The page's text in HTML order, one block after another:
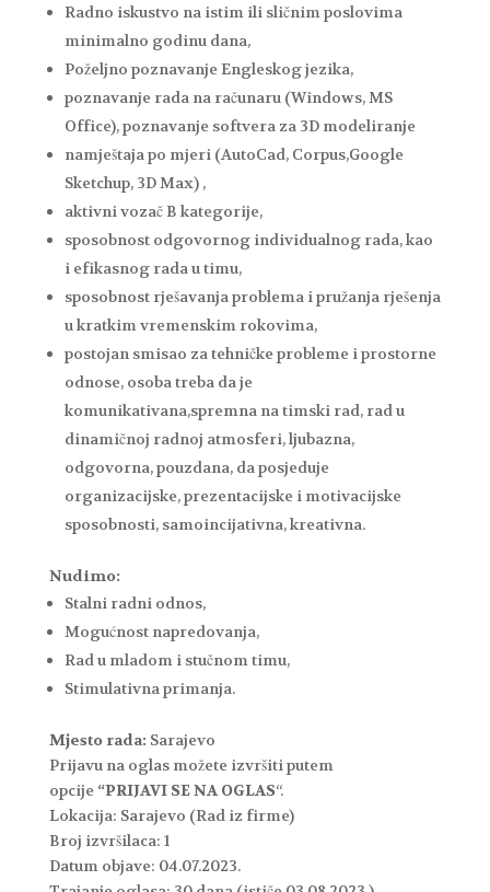
Radno iskustvo na istim ili sličnim poslovima
minimalno godinu dana,
Poželjno poznavanje Engleskog jezika,
poznavanje rada na računaru (Windows, MS
Office), poznavanje softvera za 3D modeliranje
namještaja po mjeri (AutoCad, Corpus,Google
Sketchup, 3D Max) ,
aktivni vozač B kategorije,
sposobnost odgovornog individualnog rada, kao
i efikasnog rada u timu,
sposobnost rješavanja problema i pružanja rješenja
u kratkim vremenskim rokovima,
postojan smisao za tehničke probleme i prostorne
odnose, osoba treba da je
komunikativana,spremna na timski rad, rad u
dinamičnoj radnoj atmosferi, ljubazna,
odgovorna, pouzdana, da posjeduje
organizacijske, prezentacijske i motivacijske
sposobnosti, samoincijativna, kreativna.
Nudimo:
Stalni radni odnos,
Mogućnost napredovanja,
Rad u mladom i stučnom timu,
Stimulativna primanja.
Mjesto rada: Sarajevo
Prijavu na oglas možete izvršiti putem
opcije “PRIJAVI SE NA OGLAS“.
Lokacija: Sarajevo (Rad iz firme)
Broj izvršilaca: 1
Datum objave: 04.07.2023.